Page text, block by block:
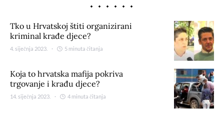
Tko u Hrvatskoj štiti organizirani
kriminal krađe djece?
4. siječnja 2023. 5 minuta čitanja
Koja to hrvatska mafija pokriva
trgovanje i krađu djece?
14. siječnja 2023. 4 minuta čitanja